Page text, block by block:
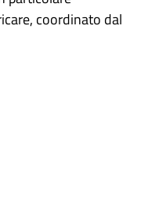
coordinato dal